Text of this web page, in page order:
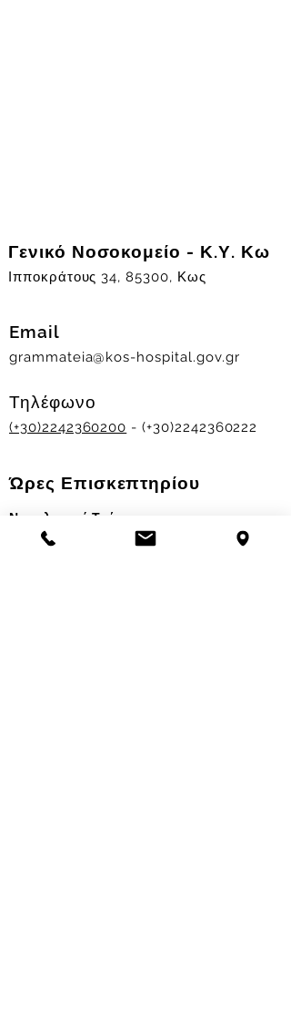
Γενικό Νοσοκομείο - Κ.Υ. Κω
Ιπποκράτους 34, 85300, Κως
Email
grammateia@kos-hospital.gov.gr
Τηλέφωνο
(+30)2242360200 - (+30)2242360222
Ώρες Επισκεπτηρίου
Νοσηλευτικά Τμήματα
Χειμερινό ωράριο: 11.00-13.00
17.30-19.30